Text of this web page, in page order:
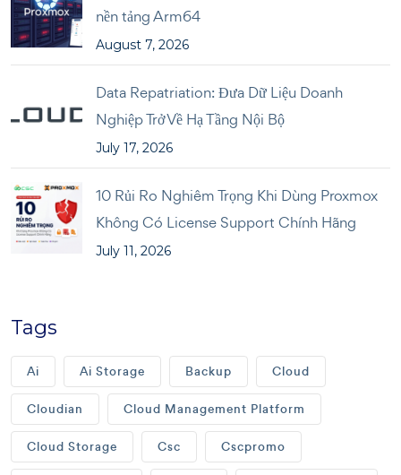
nền tảng Arm64
August 7, 2026
Data Repatriation: Đưa Dữ Liệu Doanh
Nghiệp Trở Về Hạ Tầng Nội Bộ
July 17, 2026
10 Rủi Ro Nghiêm Trọng Khi Dùng Proxmox
Không Có License Support Chính Hãng
July 11, 2026
Tags
Ai Ai Storage Backup Cloud
Cloudian Cloud Management Platform
Cloud Storage Csc Cscpromo